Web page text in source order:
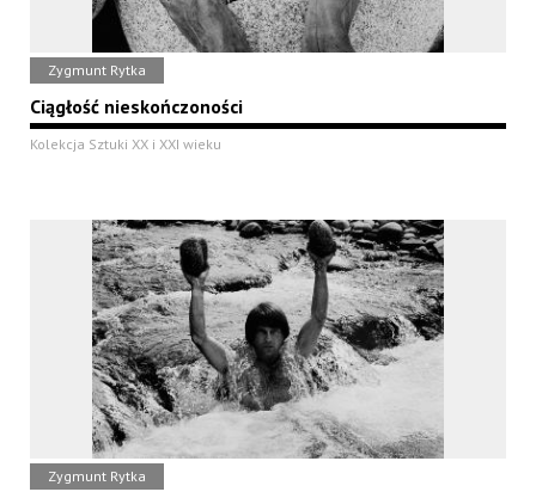
Zygmunt Rytka
Ciągłość nieskończoności
Kolekcja Sztuki XX i XXI wieku
Zygmunt Rytka